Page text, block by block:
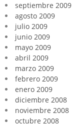
septiembre 2009
agosto 2009
julio 2009
junio 2009
mayo 2009
abril 2009
marzo 2009
febrero 2009
enero 2009
diciembre 2008
noviembre 2008
octubre 2008